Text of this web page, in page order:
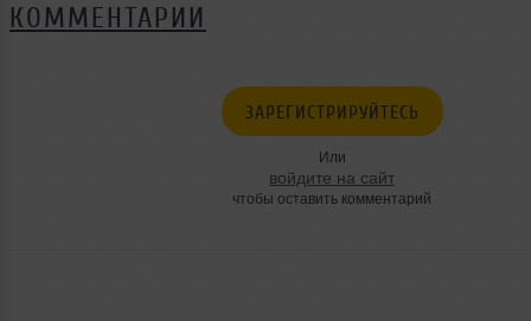
КОММЕНТАРИИ
ЗАРЕГИСТРИРУЙТЕСЬ
Или
войдите на сайт
чтобы оставить комментарий